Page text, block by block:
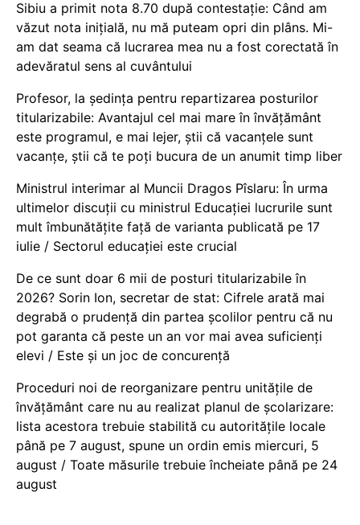
Sibiu a primit nota 8.70 după contestație: Când am
văzut nota inițială, nu mă puteam opri din plâns. Mi-
am dat seama că lucrarea mea nu a fost corectată în
adevăratul sens al cuvântului
Profesor, la ședința pentru repartizarea posturilor
titularizabile: Avantajul cel mai mare în învățământ
este programul, e mai lejer, știi că vacanțele sunt
vacanţe, știi că te poți bucura de un anumit timp liber
Ministrul interimar al Muncii Dragos Pîslaru: În urma
ultimelor discuții cu ministrul Educației lucrurile sunt
mult îmbunătățite față de varianta publicată pe 17
iulie / Sectorul educației este crucial
De ce sunt doar 6 mii de posturi titularizabile în
2026? Sorin Ion, secretar de stat: Cifrele arată mai
degrabă o prudență din partea școlilor pentru că nu
pot garanta că peste un an vor mai avea suficienți
elevi / Este și un joc de concurență
Proceduri noi de reorganizare pentru unitățile de
învățământ care nu au realizat planul de școlarizare:
lista acestora trebuie stabilită cu autoritățile locale
până pe 7 august, spune un ordin emis miercuri, 5
august / Toate măsurile trebuie încheiate până pe 24
august